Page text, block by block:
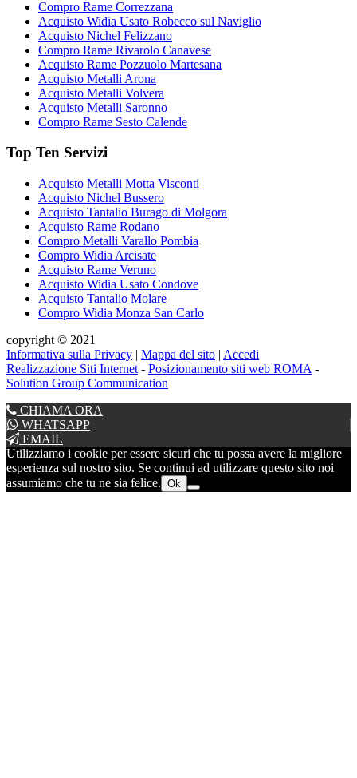
Compro Rame Correzzana
Acquisto Widia Usato Robecco sul Naviglio
Acquisto Nichel Felizzano
Compro Rame Rivarolo Canavese
Acquisto Rame Pozzuolo Martesana
Acquisto Metalli Arona
Acquisto Metalli Volvera
Acquisto Metalli Saronno
Compro Rame Sesto Calende
Top Ten Servizi
Acquisto Metalli Motta Visconti
Acquisto Nichel Bussero
Acquisto Tantalio Burago di Molgora
Acquisto Rame Rodano
Compro Metalli Varallo Pombia
Compro Widia Arcisate
Acquisto Rame Veruno
Acquisto Widia Usato Condove
Acquisto Tantalio Molare
Compro Widia Monza San Carlo
copyright © 2021
Informativa sulla Privacy | Mappa del sito | Accedi
Realizzazione Siti Internet - Posizionamento siti web ROMA -
Solution Group Communication
CHIAMA ORA
WHATSAPP
EMAIL
Utilizziamo i cookie per essere sicuri che tu possa avere la migliore
esperienza sul nostro sito. Se continui ad utilizzare questo sito noi
assumiamo che tu ne sia felice. Ok